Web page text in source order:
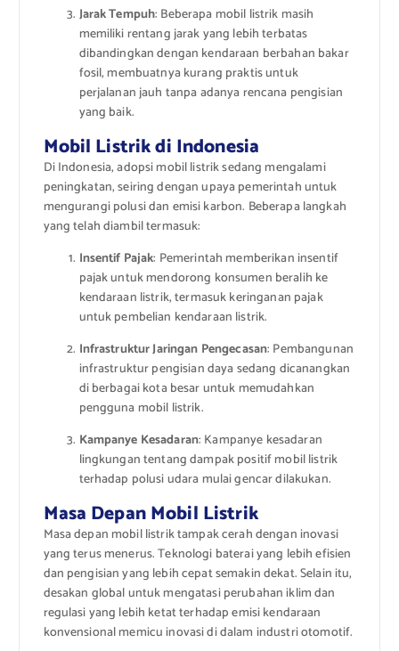
Jarak Tempuh: Beberapa mobil listrik masih
memiliki rentang jarak yang lebih terbatas
dibandingkan dengan kendaraan berbahan bakar
fosil, membuatnya kurang praktis untuk
perjalanan jauh tanpa adanya rencana pengisian
yang baik.
Mobil Listrik di Indonesia
Di Indonesia, adopsi mobil listrik sedang mengalami
peningkatan, seiring dengan upaya pemerintah untuk
mengurangi polusi dan emisi karbon. Beberapa langkah
yang telah diambil termasuk:
Insentif Pajak: Pemerintah memberikan insentif
pajak untuk mendorong konsumen beralih ke
kendaraan listrik, termasuk keringanan pajak
untuk pembelian kendaraan listrik.
Infrastruktur Jaringan Pengecasan: Pembangunan
infrastruktur pengisian daya sedang dicanangkan
di berbagai kota besar untuk memudahkan
pengguna mobil listrik.
Kampanye Kesadaran: Kampanye kesadaran
lingkungan tentang dampak positif mobil listrik
terhadap polusi udara mulai gencar dilakukan.
Masa Depan Mobil Listrik
Masa depan mobil listrik tampak cerah dengan inovasi
yang terus menerus. Teknologi baterai yang lebih efisien
dan pengisian yang lebih cepat semakin dekat. Selain itu,
desakan global untuk mengatasi perubahan iklim dan
regulasi yang lebih ketat terhadap emisi kendaraan
konvensional memicu inovasi di dalam industri otomotif.